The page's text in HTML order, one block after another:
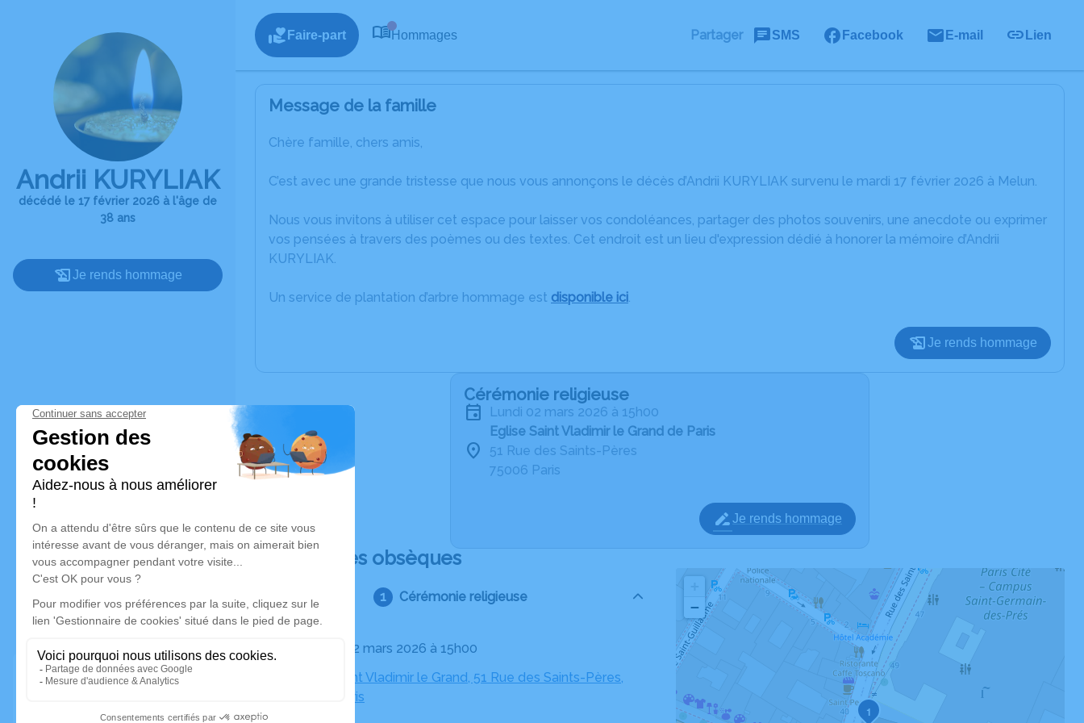
Andrii KURYLIAK
décédé le 17 février 2026 à l'âge de
38 ans
Je rends hommage
Faire-part Hommages Partager SMS Facebook E-mail Lien
Message de la famille
Chère famille, chers amis,
C’est avec une grande tristesse que nous vous annonçons le décès d’Andrii KURYLIAK survenu le mardi 17 février 2026 à Melun.
Nous vous invitons à utiliser cet espace pour laisser vos condoléances, partager des photos souvenirs, une anecdote ou exprimer
vos pensées à travers des poèmes ou des textes. Cet endroit est un lieu d'expression dédié à honorer la mémoire d’Andrii
KURYLIAK.
Un service de plantation d’arbre hommage est disponible ici.
Je rends hommage
Cérémonie religieuse
lundi 02 mars 2026 à 15h00
Eglise Saint Vladimir le Grand de Paris
51 Rue des Saints-Pères
75006 Paris
Je rends hommage
Déroulé des obsèques
Cérémonie religieuse
Le lundi 02 mars 2026 à 15h00
Eglise Saint Vladimir le Grand, 51 Rue des Saints-Pères,
75006 Paris
1
−